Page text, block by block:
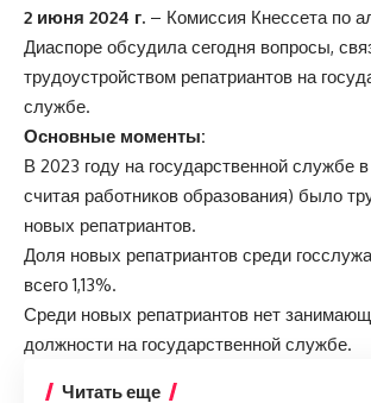
2 июня 2024 г. – Комиссия Кнессета по
Диаспоре обсудила сегодня вопросы,
трудоустройством репатриантов на
службе.
Основные моменты:
В 2023 году на государственной службе
считая работников образования) было
новых репатриантов.
Доля новых репатриантов среди
всего 1,13%.
Среди новых репатриантов нет
должности на государственной службе.
Читать еще